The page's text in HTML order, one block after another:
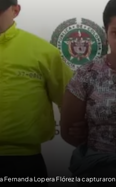
Fernanda Lopera Flórez la